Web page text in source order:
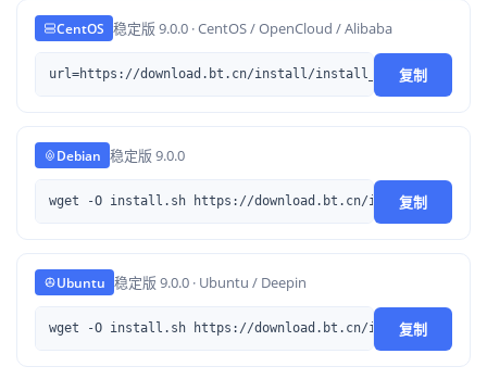
CentOS 稳定版 9.0.0 · CentOS / OpenCloud / Alibaba
url=https://download.bt.cn/install/install_lts.sh ;if [ -f
复制
Debian 稳定版 9.0.0
wget -O install.sh https://download.bt.cn/install/
复制
Ubuntu 稳定版 9.0.0 · Ubuntu / Deepin
wget -O install.sh https://download.bt.cn/install/
复制